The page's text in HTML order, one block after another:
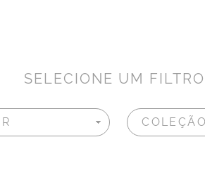
SELECIONE UM